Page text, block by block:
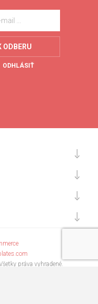
ODBERU
ODHLÁSIŤ
práva vyhradené.